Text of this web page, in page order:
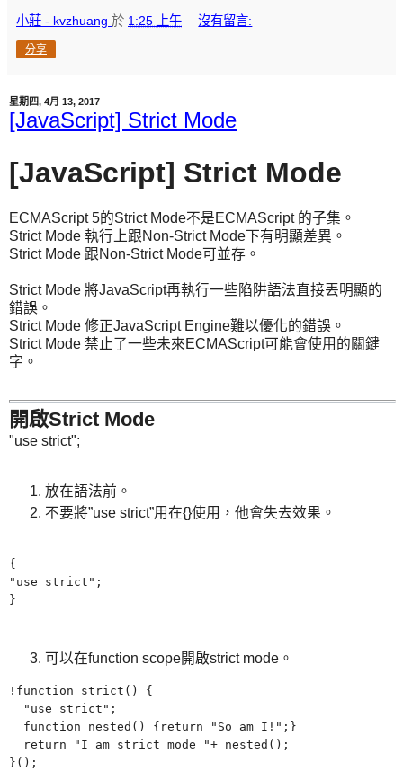
小莊 - kvzhuang 於 1:25 上午 沒有留言:
分享
星期四, 4月 13, 2017
[JavaScript] Strict Mode
[JavaScript] Strict Mode
ECMAScript 5的Strict Mode不是ECMAScript 的子集。
Strict Mode 執行上跟Non-Strict Mode下有明顯差異。
Strict Mode 跟Non-Strict Mode可並存。
Strict Mode 將JavaScript再執行一些陷阱語法直接丟明顯的
錯誤。
Strict Mode 修正JavaScript Engine難以優化的錯誤。
Strict Mode 禁止了一些未來ECMAScript可能會使用的關鍵
字。
開啟Strict Mode
"use strict";
放在語法前。
不要將”use strict”用在{}使用，他會失去效果。
{
"use strict";
}
可以在function scope開啟strict mode。
!function strict() {
" use strict";
function nested() {return
" So am I!";}
return
" I am strict mode "+ nested();
}();